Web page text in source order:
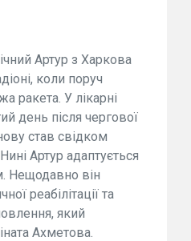
Артур з Харкова
коли поруч
ракета. У лікарні
день після чергової
став свідком
Артур адаптується
Нещодавно він
реабілітації та
який
Ахметова.